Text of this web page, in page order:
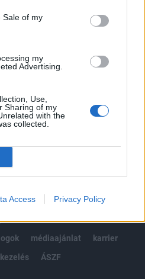
Sale of my
my
Advertising.
Use,
Sharing of my
with the
collected.
Access Privacy Policy
2 év napon belüli
BEJELENTKEZÉS
Portfolio
süti beállítások
médiaajánlat
karrier
ÁSZF